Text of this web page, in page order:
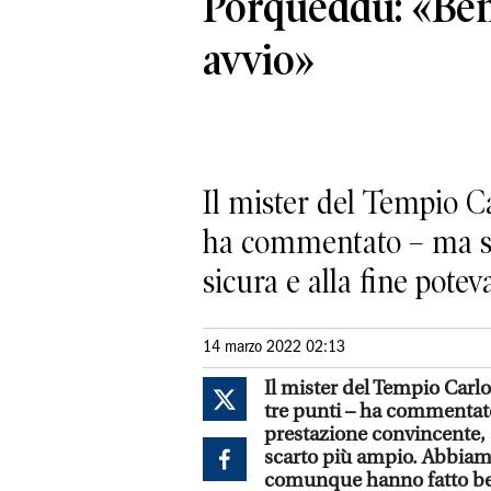
avvio»
Il mister del Tempio
ha commentato – ma
sicura e alla fine
14 marzo 2022 02:13
Il mister del Tempio
tre punti – ha
prestazione
scarto più ampio.
comunque hanno fatto